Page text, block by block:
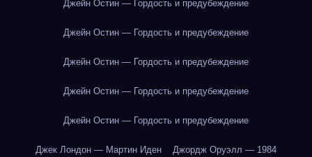
Джейн Остин — Гордость и предубеждение
Джейн Остин — Гордость и предубеждение
Джейн Остин — Гордость и предубеждение
Джейн Остин — Гордость и предубеждение
Джейн Остин — Гордость и предубеждение
Джек Лондон — Мартин Иден Джордж Оруэлл — 1984